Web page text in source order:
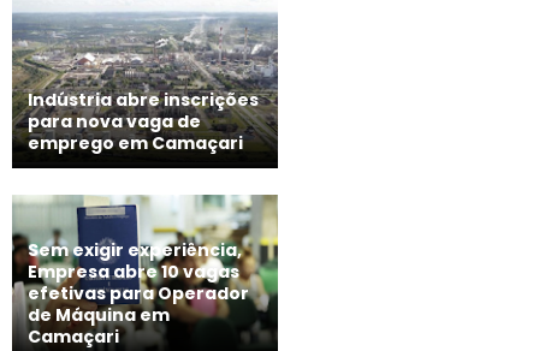
Indústria abre inscrições
para nova vaga de
emprego em Camaçari
Sem exigir experiência,
Empresa abre 10 vagas
efetivas para Operador
de Máquina em
Camaçari